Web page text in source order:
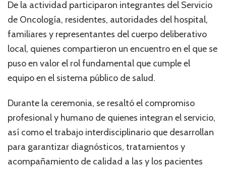
De la actividad participaron integrantes del Servicio
de Oncología, residentes, autoridades del hospital,
familiares y representantes del cuerpo deliberativo
local, quienes compartieron un encuentro en el que se
puso en valor el rol fundamental que cumple el
equipo en el sistema público de salud.
Durante la ceremonia, se resaltó el compromiso
profesional y humano de quienes integran el servicio,
así como el trabajo interdisciplinario que desarrollan
para garantizar diagnósticos, tratamientos y
acompañamiento de calidad a las y los pacientes